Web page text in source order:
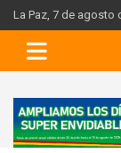
Skip
to
content
La Paz, 7 de agosto
A
d